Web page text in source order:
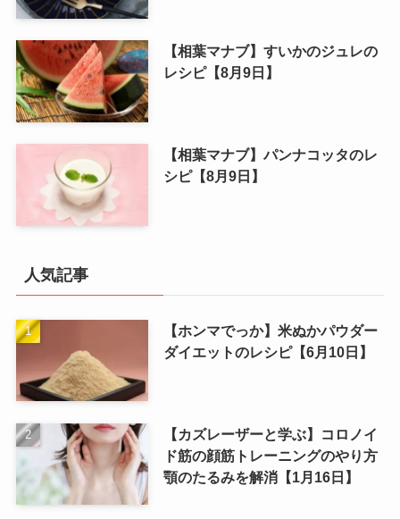
【相葉マナブ】すいかのジュレの
レシピ【8月9日】
【相葉マナブ】パンナコッタのレ
シピ【8月9日】
人気記事
【ホンマでっか】米ぬかパウダー
ダイエットのレシピ【6月10日】
【カズレーザーと学ぶ】コロノイ
ド筋の顔筋トレーニングのやり方
顎のたるみを解消【1月16日】